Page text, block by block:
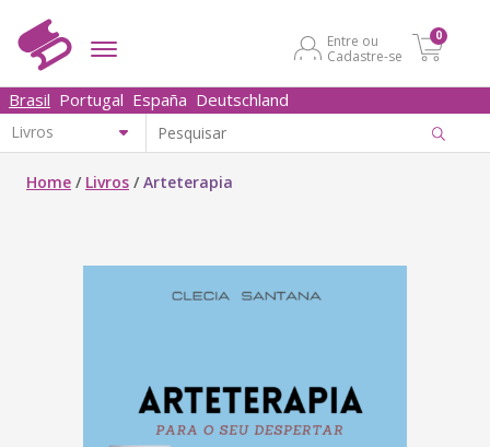
Entre ou
Cadastre-se
0
Brasil Portugal España Deutschland
Home / Livros /Arteterapia